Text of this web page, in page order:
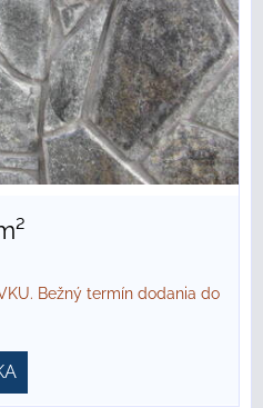
Bežný termín dodania do